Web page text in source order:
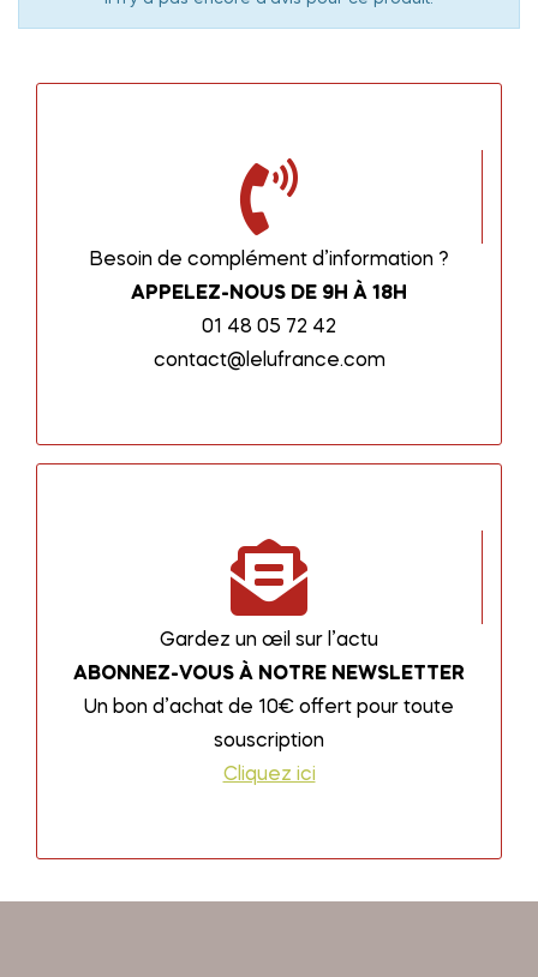
Besoin de complément d’information ?
APPELEZ-NOUS DE 9H À 18H
01 48 05 72 42
contact@lelufrance.com
Gardez un œil sur l’actu
ABONNEZ-VOUS À NOTRE NEWSLETTER
Un bon d’achat de 10€ offert pour toute
souscription
Cliquez ici